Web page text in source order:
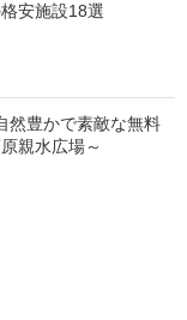
安施設18選
然豊かで素敵な無料
親水広場～